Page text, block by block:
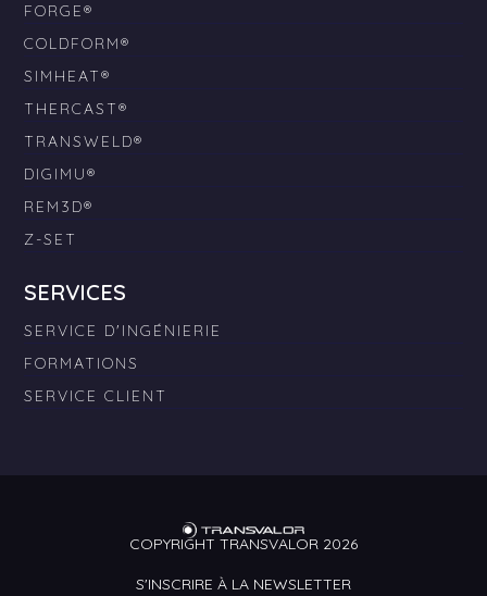
FORGE®
COLDFORM®
SIMHEAT®
THERCAST®
TRANSWELD®
DIGIMU®
REM3D®
Z-SET
SERVICES
SERVICE D'INGÉNIERIE
FORMATIONS
SERVICE CLIENT
COPYRIGHT TRANSVALOR 2026
S'INSCRIRE À LA NEWSLETTER